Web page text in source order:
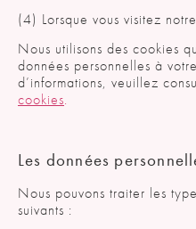
(4) Lorsque vous visitez
Nous utilisons des cookies
données personnelles à
d’informations, veuillez
cookies.
Les données
Nous pouvons traiter les
suivants :